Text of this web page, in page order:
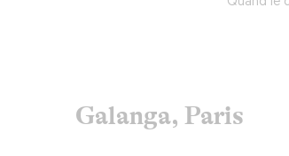
Galanga, Paris